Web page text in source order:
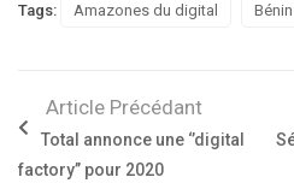
Tags: Amazones du digital Bénin
Article Précédant
Total annonce une ‘’digital
factory’’ pour 2020